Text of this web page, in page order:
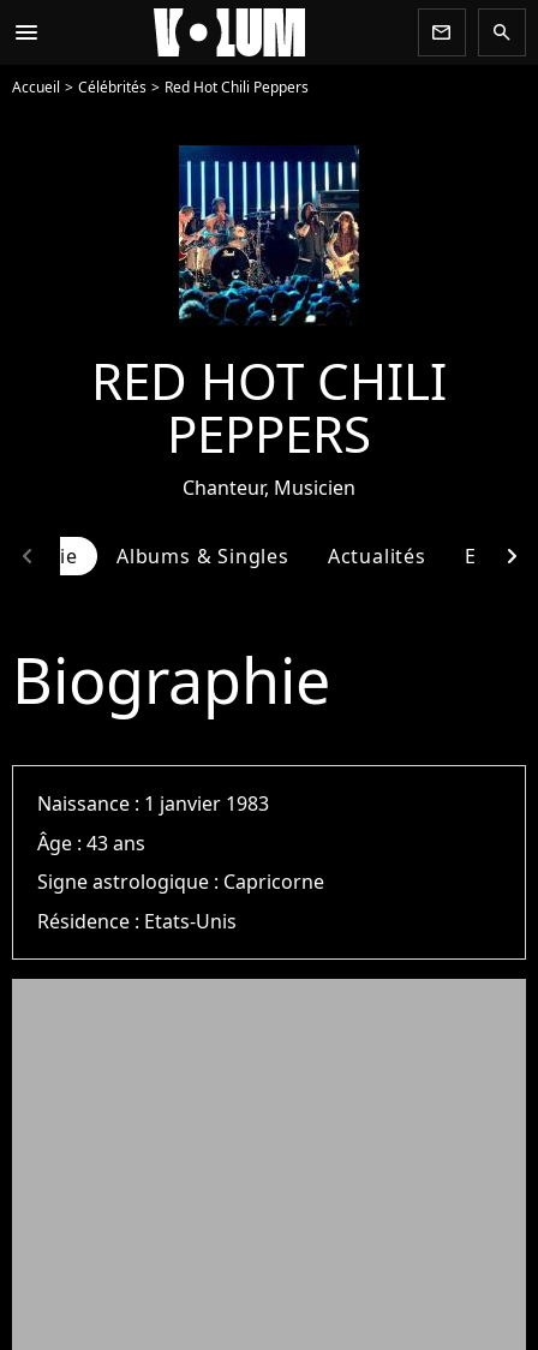
menu newsletter search
Accueil Célébrités Red Hot Chili Peppers
RED HOT CHILI
PEPPERS
Chanteur, Musicien
Albums & Singles Actualités
chevron_left chevron_right
Biographie
Naissance : 1 janvier 1983
Âge :43 ans
Signe astrologique : Capricorne
Résidence : Etats-Unis